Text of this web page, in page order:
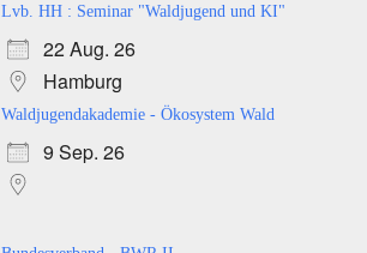
Lvb. HH : Seminar "Waldjugend und KI"
22 Aug. 26
Hamburg
Waldjugendakademie - Ökosystem Wald
9 Sep. 26